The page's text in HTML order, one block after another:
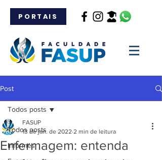
PORTAIS
Post
Todos posts
Informes
Todos posts
Enfermagem: entenda
FASUP
13 de jan. de 2022 2 min de leitura